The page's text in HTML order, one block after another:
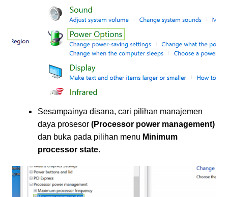
Sesampainya disana, cari pilihan manajemen
daya prosesor (Processor power management)
dan buka pada pilihan menu Minimum
processor state.